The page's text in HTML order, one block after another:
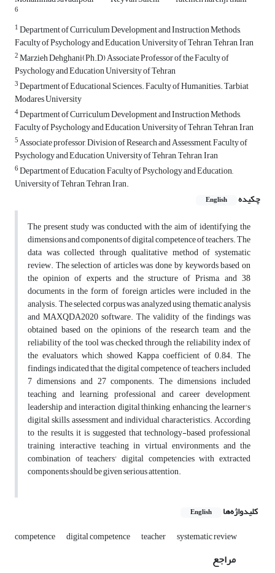
6
1Department of Curriculum Development and Instruction Methods,
Faculty of Psychology and Education, University of Tehran, Tehran, Iran
2Marzieh Dehghani(Ph.D) Associate Professor of the Faculty of
Psychology and Education University of Tehran
3Department of Educational Sciences. Faculty of Humanities. Tarbiat
Modares University
4Department of Curriculum Development and Instruction Methods,
Faculty of Psychology and Education, University of Tehran, Tehran, Iran
5Associate professor, Division of Research and Assessment, Faculty of
Psychology and Education, University of Tehran, Tehran, Iran
6Department of Education, Faculty of Psychology and Education,,
University of Tehran, Tehran, Iran.
چکیده
English
The present study was conducted with the aim of identifying the
dimensions and components of digital competence of teachers. The
data was collected through qualitative method of systematic
review. The selection of articles was done by keywords based on
the opinion of experts and the structure of Prisma, and 38
documents in the form of foreign articles were included in the
analysis. The selected corpus was analyzed using thematic analysis
and MAXQDA2020 software. The validity of the findings was
obtained based on the opinions of the research team, and the
reliability of the tool was checked through the reliability index of
the evaluators, which showed Kappa coefficient of 0.84. The
findings indicated that the digital competence of teachers included
7 dimensions and 27 components. The dimensions included
teaching and learning, professional and career development,
leadership and interaction, digital thinking, enhancing the learner's
digital skills, assessment and individual characteristics. According
to the results, it is suggested that technology-based professional
training, interactive teaching in virtual environments, and the
combination of teachers' digital competencies with extracted
components should be given serious attention.
کلیدواژه‌ها English
competence digital competence teacher systematic review
مراجع